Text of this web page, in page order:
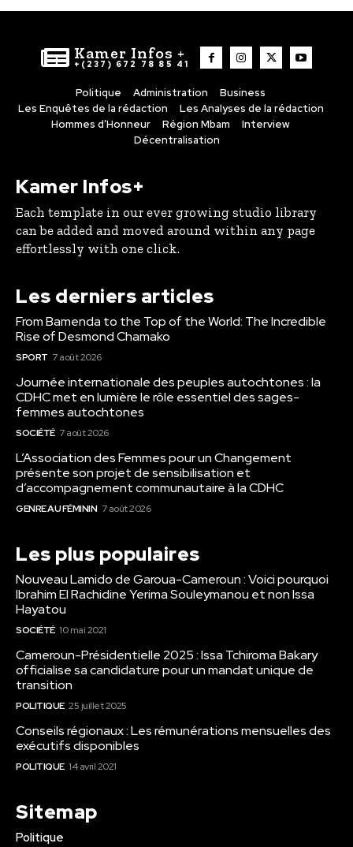
Kamer Infos +
+(237) 672 78 85 41
Politique Administration
Business
Les Enquêtes de la rédaction
Les Analyses de la rédaction
Hommes d’Honneur
Région Mbam
Interview
Décentralisation
Kamer Infos+
Each template in our ever growing studio library
can be added and moved around within any page
effortlessly with one click.
Les derniers articles
From Bamenda to the Top of the World: The Incredible
Rise of Desmond Chamako
SPORT 7 août 2026
Journée internationale des peuples autochtones : la
CDHC met en lumière le rôle essentiel des sages-
femmes autochtones
SOCIÉTÉ 7 août 2026
L’Association des Femmes pour un Changement
présente son projet de sensibilisation et
d’accompagnement communautaire à la CDHC
GENRE AU FÉMININ 7 août 2026
Les plus populaires
Nouveau Lamido de Garoua-Cameroun : Voici pourquoi
Ibrahim El Rachidine Yerima Souleymanou et non Issa
Hayatou
SOCIÉTÉ 10 mai 2021
Cameroun-Présidentielle 2025 : Issa Tchiroma Bakary
officialise sa candidature pour un mandat unique de
transition
POLITIQUE 25 juillet 2025
Conseils régionaux : Les rémunérations mensuelles des
exécutifs disponibles
POLITIQUE 14 avril 2021
Sitemap
Politique